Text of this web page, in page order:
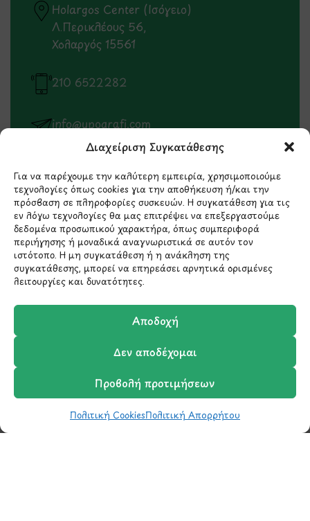
Διαχείριση Συγκατάθεσης
Για να παρέχουμε την καλύτερη εμπειρία, χρησιμοποιούμε
τεχνολογίες όπως cookies για την αποθήκευση ή/και την
πρόσβαση σε πληροφορίες συσκευών. Η συγκατάθεση για τις
εν λόγω τεχνολογίες θα μας επιτρέψει να επεξεργαστούμε
δεδομένα προσωπικού χαρακτήρα, όπως συμπεριφορά
περιήγησης ή μοναδικά αναγνωριστικά σε αυτόν τον
ιστότοπο. Η μη συγκατάθεση ή η ανάκληση της
συγκατάθεσης, μπορεί να επηρεάσει αρνητικά ορισμένες
λειτουργίες και δυνατότητες.
Αποδοχή
Δεν αποδέχομαι
Προβολή προτιμήσεων
Πολιτική CookiesΠολιτική Απορρήτου
Holargos Center (Ισόγειο)
Λ.Περικλέους 56,
Χολαργός 15561
210 6522282
info@ypografi.com
παραγγελία; Στείλτε μας ένα email και θα
επικοινωνήσουμε σύντομα μαζί σας.
Μάθετε πρώτοι τα νέα
και τις προσφορές
μας.
ΚαλάθιΣύγκριση
Ο Λογαριασμός μου